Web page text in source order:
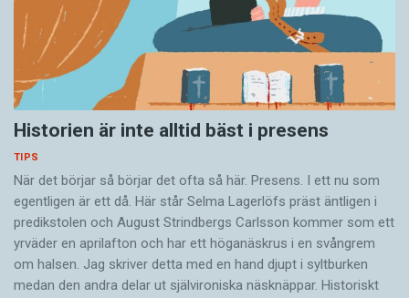
Historien är inte alltid bäst i presens
TIPS
När det börjar så ­börjar det ofta så här. Presens. I ett nu som
egentligen är ett då. Här står Selma Lagerlöfs präst äntligen i
predikstolen och August Strindbergs Carlsson ­kommer som ett
yrväder en aprilafton och har ett höganäskrus i en svångrem
om halsen. Jag skriver detta med en hand djupt i syltburken
medan den andra delar ut självironiska näsknäppar. Historiskt